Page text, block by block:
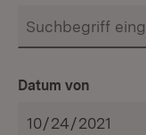
Datum von